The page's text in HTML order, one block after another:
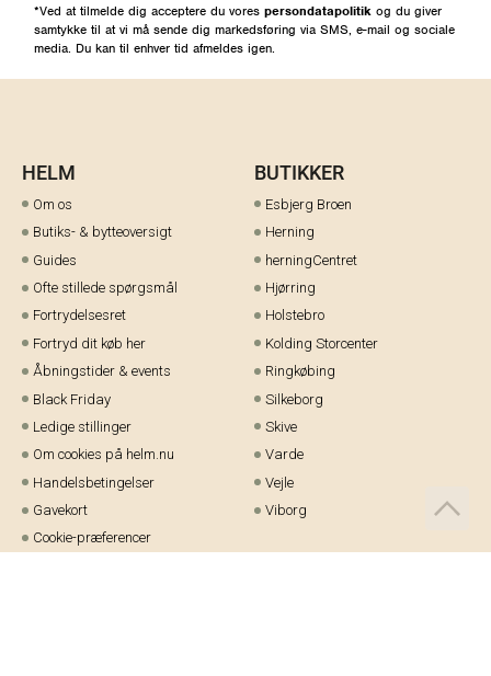
*Ved at tilmelde dig acceptere du vores persondatapolitik og du giver
samtykke til at vi må sende dig markedsføring via SMS, e-mail og sociale
media. Du kan til enhver tid afmeldes igen.
HELM
Om os
Butiks- & bytteoversigt
Guides
Ofte stillede spørgsmål
Fortrydelsesret
Fortryd dit køb her
Åbningstider & events
Black Friday
Ledige stillinger
Om cookies på helm.nu
Handelsbetingelser
Gavekort
Cookie-præferencer
BUTIKKER
Esbjerg Broen
Herning
herningCentret
Hjørring
Holstebro
Kolding Storcenter
Ringkøbing
Silkeborg
Skive
Varde
Vejle
Viborg